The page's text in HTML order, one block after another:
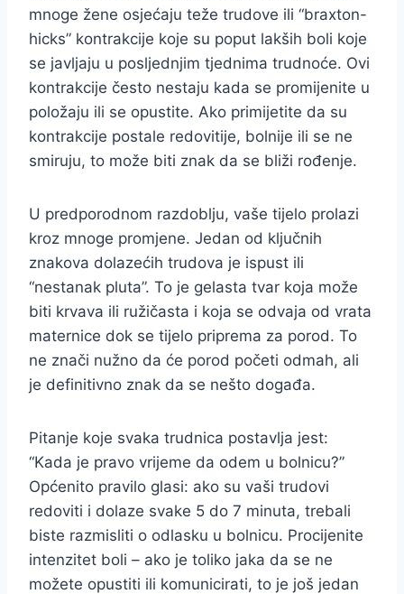
mnoge žene osjećaju teže trudove ili “braxton-
hicks” kontrakcije koje su poput lakših boli koje
se javljaju u posljednjim tjednima trudnoće. Ovi
kontrakcije često nestaju kada se promijenite u
položaju ili se opustite. Ako primijetite da su
kontrakcije postale redovitije, bolnije ili se ne
smiruju, to može biti znak da se bliži rođenje.
U predporodnom razdoblju, vaše tijelo prolazi
kroz mnoge promjene. Jedan od ključnih
znakova dolazećih trudova je ispust ili
“nestanak pluta”. To je gelasta tvar koja može
biti krvava ili ružičasta i koja se odvaja od vrata
maternice dok se tijelo priprema za porod. To
ne znači nužno da će porod početi odmah, ali
je definitivno znak da se nešto događa.
Pitanje koje svaka trudnica postavlja jest:
“Kada je pravo vrijeme da odem u bolnicu?”
Općenito pravilo glasi: ako su vaši trudovi
redoviti i dolaze svake 5 do 7 minuta, trebali
biste razmisliti o odlasku u bolnicu. Procijenite
intenzitet boli – ako je toliko jaka da se ne
možete opustiti ili komunicirati, to je još jedan